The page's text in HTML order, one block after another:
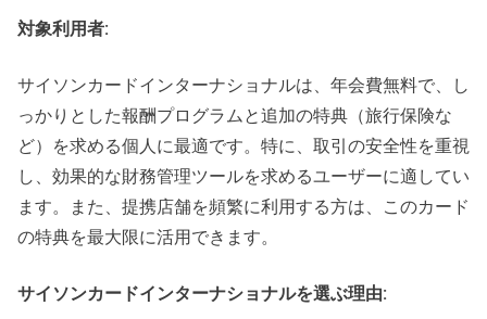
対象利用者:
サイソンカードインターナショナルは、年会費無料で、し
っかりとした報酬プログラムと追加の特典（旅行保険な
ど）を求める個人に最適です。特に、取引の安全性を重視
し、効果的な財務管理ツールを求めるユーザーに適してい
ます。また、提携店舗を頻繁に利用する方は、このカード
の特典を最大限に活用できます。
サイソンカードインターナショナルを選ぶ理由: